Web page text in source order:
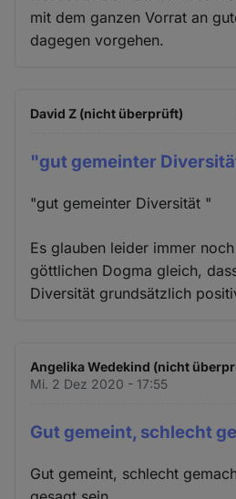
mit dem ganzen Vorrat an
dagegen vorgehen.
David Z (nicht überprüft)
"gut gemeinter
"gut gemeinter Diversität "
Es glauben leider immer
göttlichen Dogma gleich,
Diversität grundsätzlich
Angelika Wedekind (nicht
Mi. 2 Dez 2020 - 17:55
Gut gemeint, schlecht
Gut gemeint, schlecht